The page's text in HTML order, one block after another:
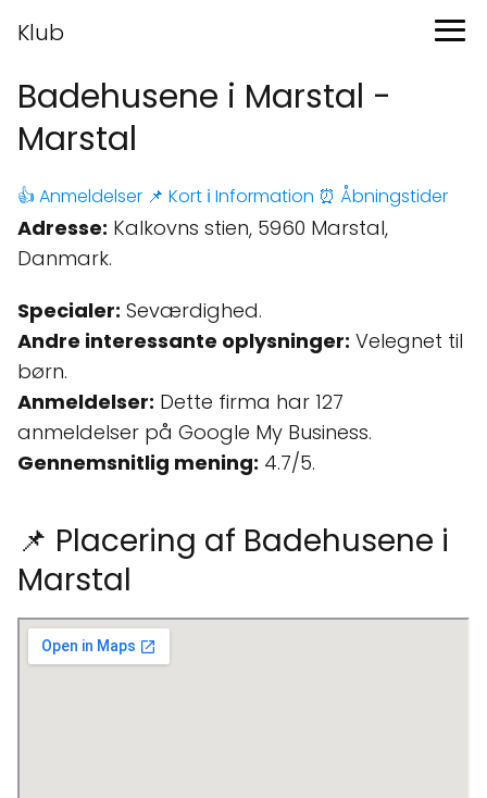
Klub
Badehusene i Marstal -
Marstal
👍 Anmeldelser 📌 Kort ℹ️ Information ⏰ Åbningstider
Adresse: Kalkovns stien, 5960 Marstal,
Danmark.
Specialer: Seværdighed.
Andre interessante oplysninger: Velegnet til
børn.
Anmeldelser: Dette firma har 127
anmeldelser på Google My Business.
Gennemsnitlig mening: 4.7/5.
📌 Placering af Badehusene i
Marstal